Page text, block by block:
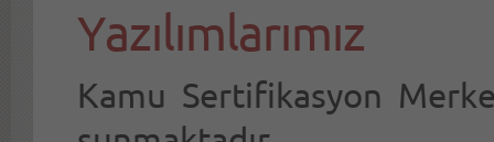
Yazılımlarımız
Kamu Sertifikasyon